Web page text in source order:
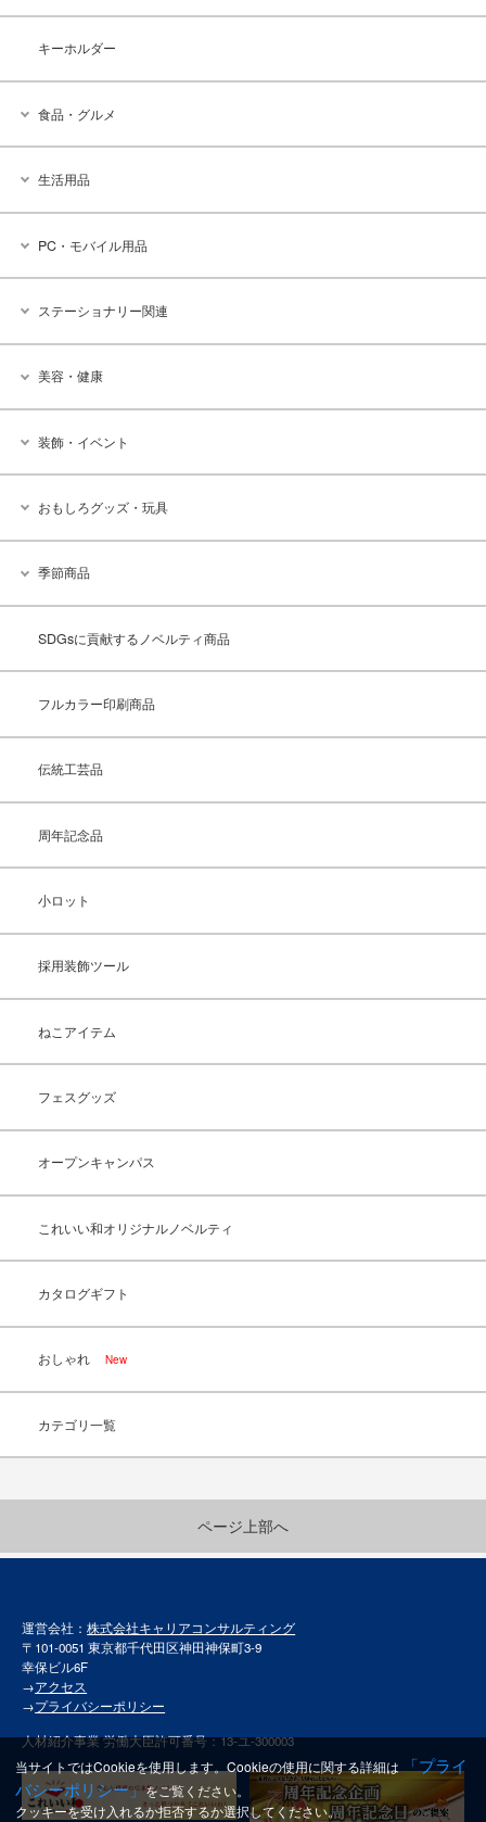
キーホルダー
食品・グルメ
生活用品
PC・モバイル用品
ステーショナリー関連
美容・健康
装飾・イベント
おもしろグッズ・玩具
季節商品
SDGsに貢献するノベルティ商品
フルカラー印刷商品
伝統工芸品
周年記念品
小ロット
採用装飾ツール
ねこアイテム
フェスグッズ
オープンキャンパス
これいい和オリジナルノベルティ
カタログギフト
おしゃれ New
カテゴリ一覧
ページ上部へ
運営会社：株式会社キャリアコンサルティング
〒101-0051 東京都千代田区神田神保町3-9
幸保ビル6F
→アクセス
→プライバシーポリシー
人材紹介事業 労働大臣許可番号：13-ユ-300003
当サイトではCookieを使用します。Cookieの使用に関する詳細は
「プライ
バシーポリシー」をご覧ください。
クッキーを受け入れるか拒否するか選択してください。